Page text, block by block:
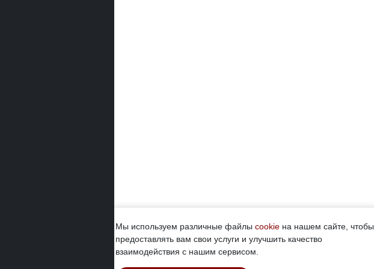
Мы используем различные файлы cookie на нашем сайте, чтобы
предоставлять вам свои услуги и улучшить качество
взаимодействия с нашим сервисом.